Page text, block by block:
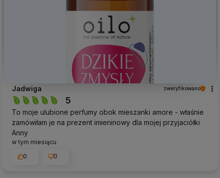
Jadwiga zweryfikowano
5
To moje ulubione perfumy obok mieszanki amore - właśnie
zamówiłam je na prezent imieninowy dla mojej przyjaciółki
Anny
w tym miesiącu
0
0